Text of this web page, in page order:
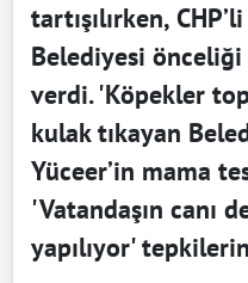
tartışılırken,
Belediyesi
verdi. 'Köpekler
kulak tıkayan
Yüceer’in mama
'Vatandaşın canı
yapılıyor'